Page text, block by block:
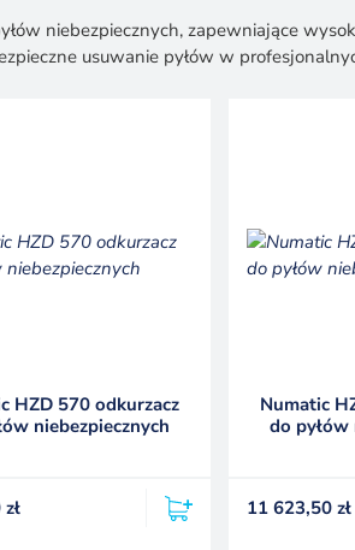
niebezpiecznych, zapewniające
usuwanie pyłów w
HZD 570 odkurzacz
niebezpiecznych
zł
Numatic
do pyłów
11 623,50 zł